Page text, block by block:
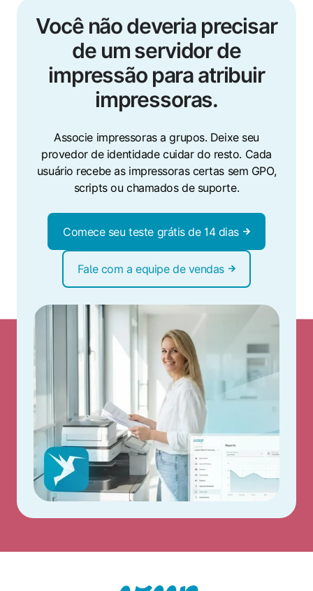
Você não deveria precisar
de um servidor de
impressão para atribuir
impressoras.
Associe impressoras a grupos. Deixe seu
provedor de identidade cuidar do resto. Cada
usuário recebe as impressoras certas sem GPO,
scripts ou chamados de suporte.
Comece seu teste grátis de 14 dias
Fale com a equipe de vendas